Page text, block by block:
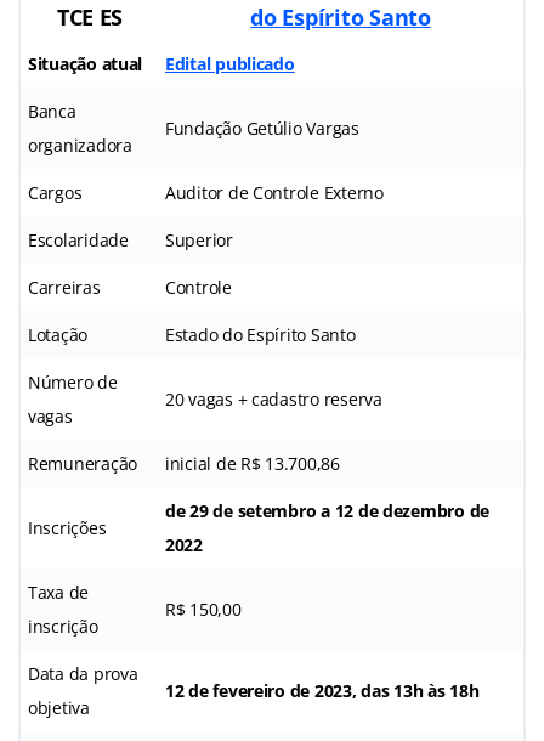
TCE ES
do Espírito Santo
Situação atual Edital publicado
Banca
organizadora
Fundação Getúlio Vargas
Cargos Auditor de Controle Externo
Escolaridade Superior
Carreiras Controle
Lotação Estado do Espírito Santo
Número de
vagas
20 vagas + cadastro reserva
Remuneração inicial de R$ 13.700,86
Inscrições
de 29 de setembro a 12 de dezembro de
2022
Taxa de
inscrição
R$ 150,00
Data da prova
objetiva
12 de fevereiro de 2023, das 13h às 18h